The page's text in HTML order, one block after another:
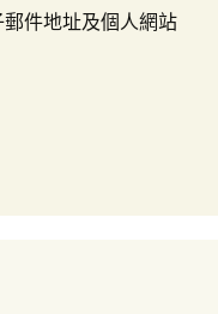
件地址及個人網站